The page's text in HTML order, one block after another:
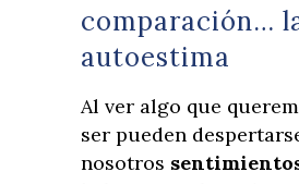
comparación…
autoestima
Al ver algo que
ser pueden
nosotros